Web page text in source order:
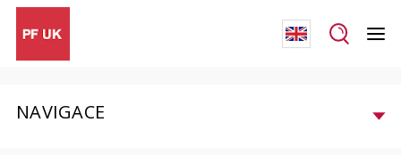
NAVIGACE